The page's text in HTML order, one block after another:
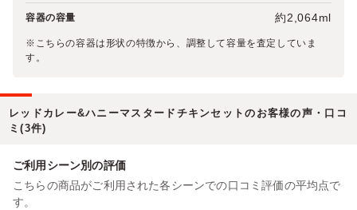
容器の容量 約2,064ml
※こちらの容器は形状の特徴から、調整して容量を査定していま
す。
レッドカレー&ハニーマスタードチキンセットのお客様の声・口コ
ミ(3件)
ご利用シーン別の評価
こちらの商品がご利用された各シーンでの口コミ評価の平均点で
す。